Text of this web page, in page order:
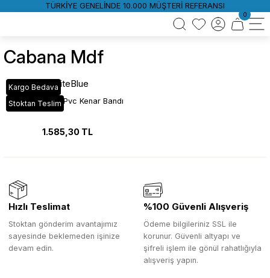
TÜRKİYE GENELİNDE 10.000 MÜŞTERİ REFERANSI
0
Cabana Mdf
Kargo Bedava
Stoktan Teslim
WhiteBlue
A610 Cabana Pvc Kenar Bandı
1.585,30 TL
Hızlı Teslimat
Stoktan gönderim avantajımız
sayesinde beklemeden işinize
devam edin.
%100 Güvenli Alışveriş
Ödeme bilgileriniz SSL ile
korunur. Güvenli altyapı ve
şifreli işlem ile gönül rahatlığıyla
alışveriş yapın.